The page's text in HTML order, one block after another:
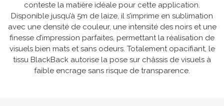
conteste la matière idéale pour cette application.
Disponible jusqu’à 5m de laize, il s’imprime en sublimation
avec une densité de couleur, une intensité des noirs et une
finesse d’impression parfaites, permettant la réalisation de
visuels bien mats et sans odeurs. Totalement opacifiant, le
tissu BlackBack autorise la pose sur châssis de visuels à
faible encrage sans risque de transparence.